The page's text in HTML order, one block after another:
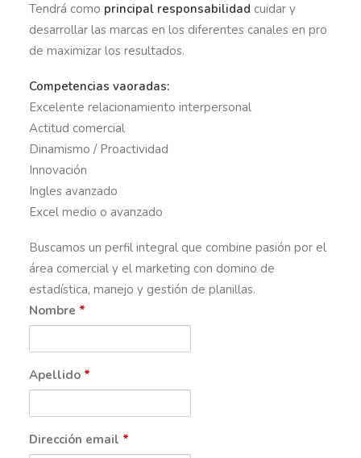
Tendrá como principal responsabilidad cuidar y
desarrollar las marcas en los diferentes canales en pro
de maximizar los resultados.
Competencias vaoradas:
Excelente relacionamiento interpersonal
Actitud comercial
Dinamismo / Proactividad
Innovación
Ingles avanzado
Excel medio o avanzado
Buscamos un perfil integral que combine pasión por el
área comercial y el marketing con domino de
estadística, manejo y gestión de planillas.
Nombre *
Apellido *
Dirección email *